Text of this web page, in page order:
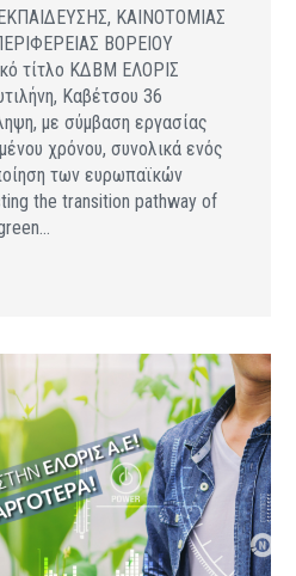
ΚΑΙΝΟΤΟΜΙΑΣ
ΒΟΡΕΙΟΥ
τίτλο ΚΔΒΜ ΕΛΟΡΙΣ
Καβέτσου 36
με σύμβαση εργασίας
χρόνου, συνολικά ενός
των ευρωπαϊκών
the transition pathway of